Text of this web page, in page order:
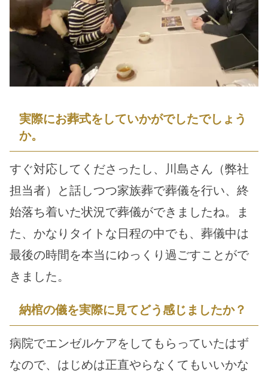
実際にお葬式をしていかがでしたでしょう
か。
すぐ対応してくださったし、川島さん（弊社
担当者）と話しつつ家族葬で葬儀を行い、終
始落ち着いた状況で葬儀ができましたね。ま
た、かなりタイトな日程の中でも、葬儀中は
最後の時間を本当にゆっくり過ごすことがで
きました。
納棺の儀を実際に見てどう感じましたか？
病院でエンゼルケアをしてもらっていたはず
なので、はじめは正直やらなくてもいいかな